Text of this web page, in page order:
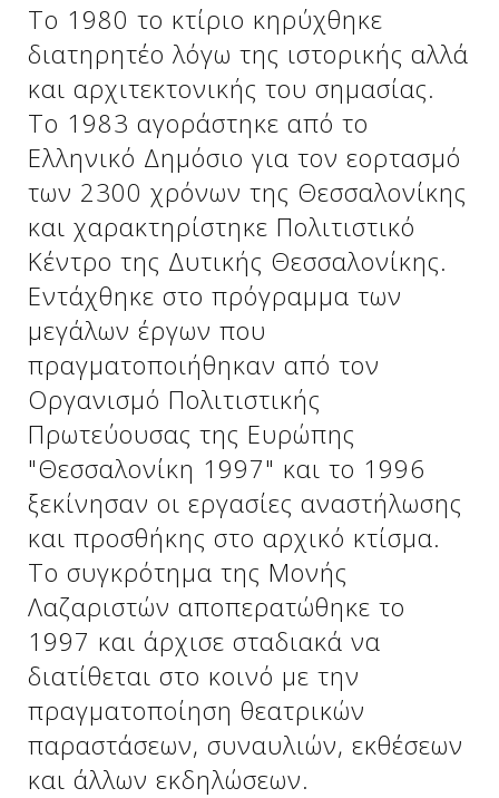
Δείτε μας:
Δείτε μας:
Δείτε μας:
Το 1980 το κτίριο κηρύχθηκε
διατηρητέο λόγω της ιστορικής αλλά
και αρχιτεκτονικής του σημασίας.
Το 1983 αγοράστηκε από το
Ελληνικό Δημόσιο για τον εορτασμό
των 2300 χρόνων της Θεσσαλονίκης
και χαρακτηρίστηκε Πολιτιστικό
Κέντρο της Δυτικής Θεσσαλονίκης.
Εντάχθηκε στο πρόγραμμα των
μεγάλων έργων που
πραγματοποιήθηκαν από τον
Οργανισμό Πολιτιστικής
Πρωτεύουσας της Ευρώπης
"Θεσσαλονίκη 1997" και το 1996
ξεκίνησαν οι εργασίες αναστήλωσης
και προσθήκης στο αρχικό κτίσμα.
Το συγκρότημα της Μονής
Λαζαριστών αποπερατώθηκε το
1997 και άρχισε σταδιακά να
διατίθεται στο κοινό με την
πραγματοποίηση θεατρικών
παραστάσεων, συναυλιών, εκθέσεων
και άλλων εκδηλώσεων.